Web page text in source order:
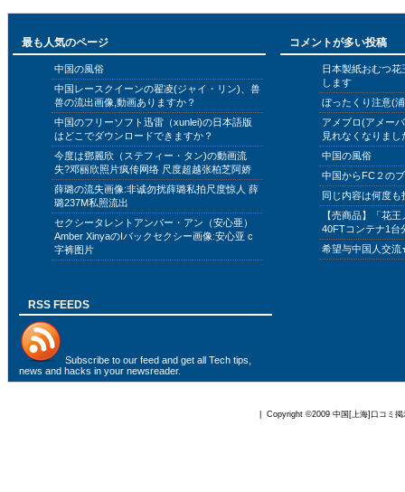
最も人気のページ
中国の風俗
中国レースクイーンの翟凌(ジャイ・リン)、兽
兽の流出画像,動画ありますか？
中国のフリーソフト迅雷（xunlei)の日本語版
はどこでダウンロードできますか？
今度は鄧麗欣（ステフィー・タン)の動画流
失?邓丽欣照片疯传网络 尺度超越张柏芝阿娇
薛璐の流失画像:非诚勿扰薛璐私拍尺度惊人 薛
璐237M私照流出
セクシータレントアンバー・アン（安心亜）
Amber XinyaのIバックセクシー画像:安心亚 c
字裤图片
コメントが多い投稿
日本製紙おむつ
します
ぼったくり注意(
アメブロ(アメー
見れなくなりまし
中国の風俗
中国からFC２の
同じ内容は何度
【売商品】「花
40FTコンテナ1台
希望与中国人交
RSS FEEDS
Subscribe to our feed and get all Tech tips,
news and hacks in your newsreader.
| Copyright ©2009 中国[上海]口コミ掲